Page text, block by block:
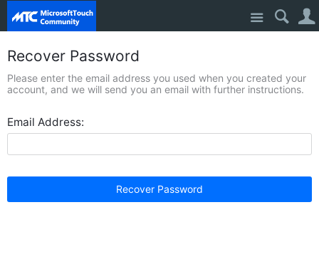
Site
Recover Password
Please enter the email address you used when you created your
account, and we will send you an email with further instructions.
Email Address:
Recover Password